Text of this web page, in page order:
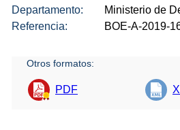
Departamento:
Ministerio de
Referencia:
BOE-A-2019-
Otros formatos:
PDF